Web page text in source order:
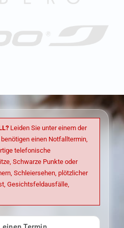
Leiden Sie unter einem der
einen Notfalltermin,
telefonische
Schwarze Punkte oder
Schleiersehen, plötzlicher
Gesichtsfeldausfälle,